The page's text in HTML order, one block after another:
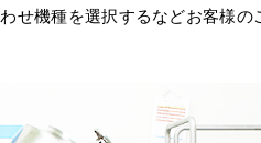
せ機種を選択するなどお客様の